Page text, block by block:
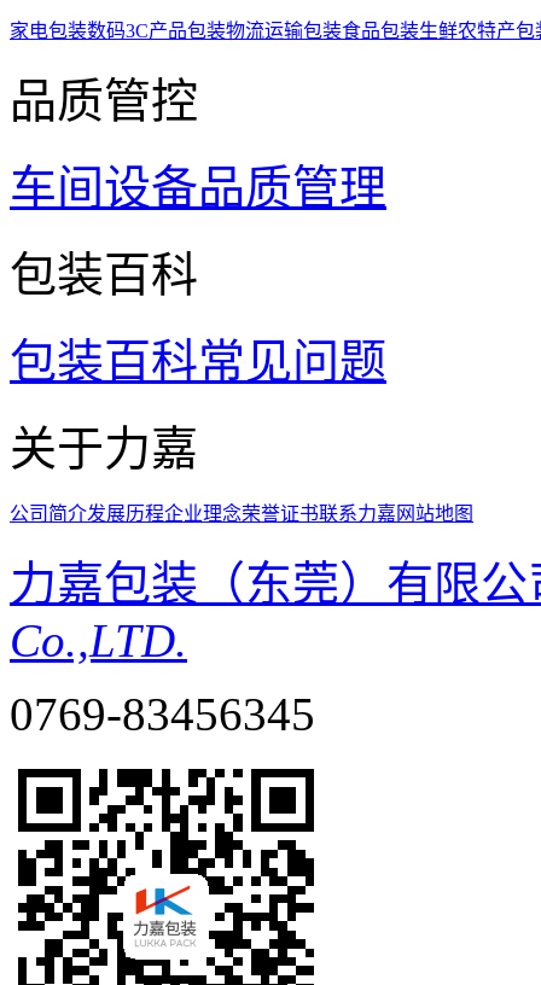
家电包装数码3C产品包装物流运输包装食品包装生鲜农特产包
品质管控
车间设备品质管理
包装百科
包装百科常见问题
关于力嘉
公司简介发展历程企业理念荣誉证书联系力嘉 网站地图
力嘉包装（东莞）有限
Co.,LTD.
0769-83456345